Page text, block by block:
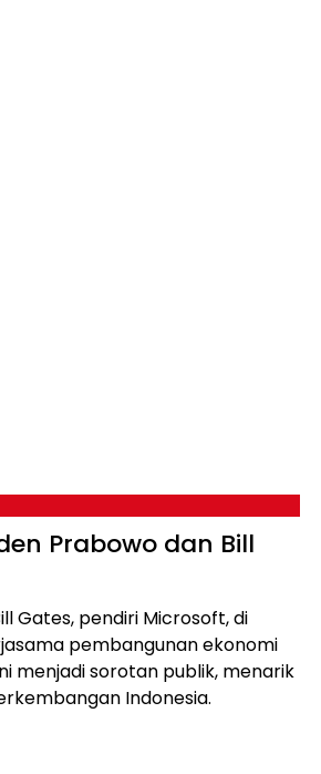
Prabowo dan Bill
Gates, pendiri Microsoft, di
pembangunan ekonomi
menjadi sorotan publik, menarik
Indonesia.